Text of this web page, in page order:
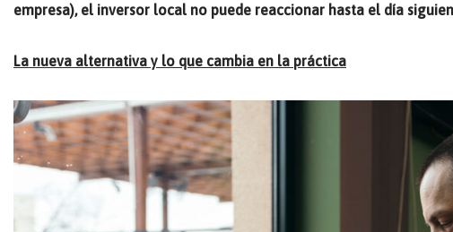
empresa), el inversor local no puede reaccionar hasta el día
La nueva alternativa y lo que cambia en la práctica